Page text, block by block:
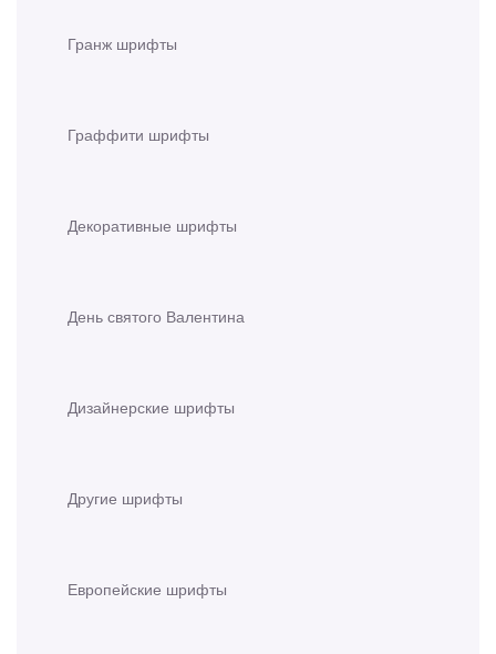
Гранж шрифты
Граффити шрифты
Декоративные шрифты
День святого Валентина
Дизайнерские шрифты
Другие шрифты
Европейские шрифты